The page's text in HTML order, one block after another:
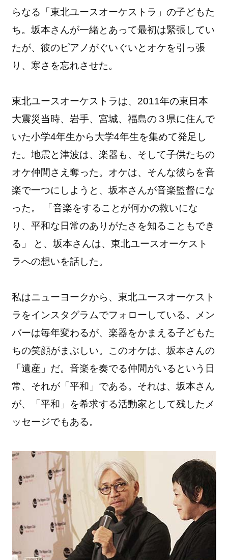
らなる「東北ユースオーケストラ」の子どもた
ち。坂本さんが一緒とあって最初は緊張してい
たが、彼のピアノがぐいぐいとオケを引っ張
り、寒さを忘れさせた。
東北ユースオーケストラは、2011年の東日本
大震災当時、岩手、宮城、福島の３県に住んで
いた小学4年生から大学4年生を集めて発足し
た。地震と津波は、楽器も、そして子供たちの
オケ仲間さえ奪った。オケは、そんな彼らを音
楽で一つにしようと、坂本さんが音楽監督にな
った。 「音楽をすることが何かの救いにな
り、平和な日常のありがたさを知ることもでき
る」 と、坂本さんは、東北ユースオーケスト
ラへの想いを話した。
私はニューヨークから、東北ユースオーケスト
ラをインスタグラムでフォローしている。メン
バーは毎年変わるが、楽器をかまえる子どもた
ちの笑顔がまぶしい。このオケは、坂本さんの
「遺産」だ。音楽を奏でる仲間がいるという日
常、それが「平和」である。それは、坂本さん
が、「平和」を希求する活動家として残したメ
ッセージでもある。